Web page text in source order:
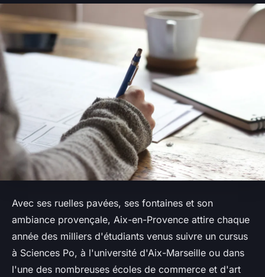
Avec ses ruelles pavées, ses fontaines et son
ambiance provençale, Aix-en-Provence attire chaque
année des milliers d'étudiants venus suivre un cursus
à Sciences Po, à l'université d'Aix-Marseille ou dans
l'une des nombreuses écoles de commerce et d'art